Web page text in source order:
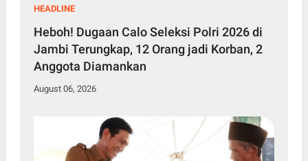
HEADLINE
Heboh! Dugaan Calo Seleksi Polri 2026 di
Jambi Terungkap, 12 Orang jadi Korban, 2
Anggota Diamankan
August 06, 2026